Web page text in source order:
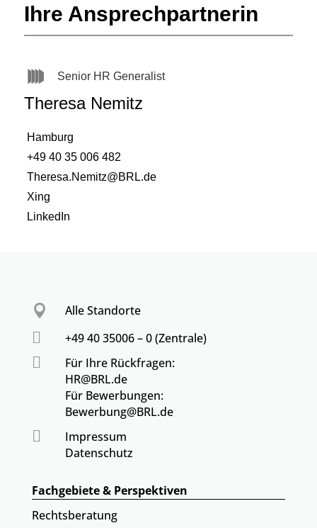
Ihre Ansprechpartnerin
Senior HR Generalist
Theresa Nemitz
Hamburg
+49 40 35 006 482
Theresa.Nemitz@BRL.de
Xing
LinkedIn
 Alle Standorte
 +49 40 35006 – 0 (Zentrale)

Für Ihre Rückfragen:
HR@BRL.de
Für Bewerbungen:
Bewerbung@BRL.de

Impressum
Datenschutz
Fachgebiete & Perspektiven
Rechtsberatung